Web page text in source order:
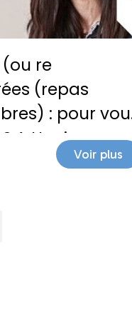
(ou re
(repas
: pour
A Huningue
Voir plus